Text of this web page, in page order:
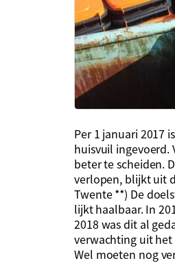
Per 1 januari 2017
huisvuil ingevoerd.
beter te scheiden.
verlopen, blijkt uit
Twente **) De
lijkt haalbaar. In
2018 was dit al
verwachting uit het
Wel moeten nog